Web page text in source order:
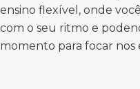
ensino flexível, onde
com o seu ritmo e
momento para focar nos